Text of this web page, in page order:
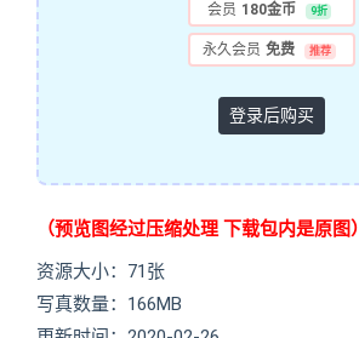
会员 180金币 9折
永久会员 免费 推荐
登录后购买
（预览图经过压缩处理 下载包内是原图）
资源大小：71张
写真数量：166MB